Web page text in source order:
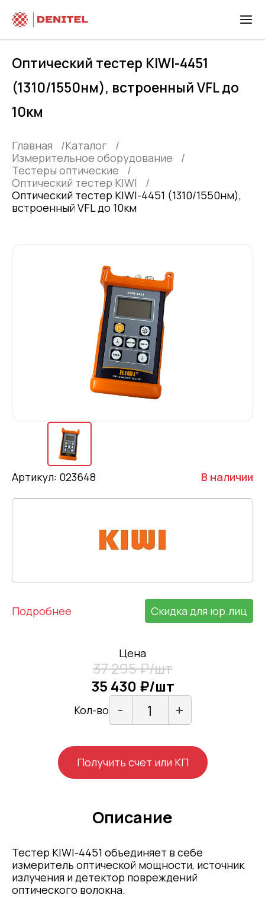
Оптический тестер KIWI-4451
(1310/1550нм), встроенный VFL до
10км
Главная
Каталог
Измерительное оборудование
Тестеры оптические
Оптический тестер KIWI
Оптический тестер KIWI-4451 (1310/1550нм),
встроенный VFL до 10км
Артикул: 023648 В наличии
Подробнее Скидка для юр.лиц
Цена
37 295 ₽/шт
35 430 ₽/шт
Кол-во - +
Получить счет или КП
Описание
Тестер KIWI-4451 объединяет в себе
измеритель оптической мощности, источник
излучения и детектор повреждений
оптического волокна.